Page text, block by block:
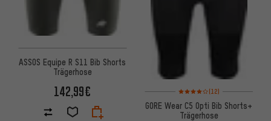
ASSOS Equipe R S11 Bib Shorts
Trägerhose
142,99€ Bewertungen: 4 von 5
(12)
GORE Wear C5 Opti Bib Shorts+
Trägerhose